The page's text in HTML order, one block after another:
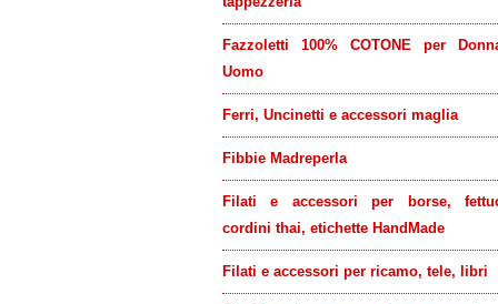
Fazzoletti 100% COTONE per
Uomo
Ferri, Uncinetti e accessori maglia
Fibbie Madreperla
Filati e accessori per borse,
cordini thai, etichette HandMade
Filati e accessori per ricamo, tele, libri